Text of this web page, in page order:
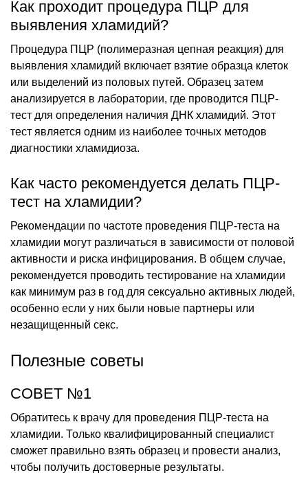
Как проходит процедура ПЦР для
выявления хламидий?
Процедура ПЦР (полимеразная цепная реакция) для
выявления хламидий включает взятие образца клеток
или выделений из половых путей. Образец затем
анализируется в лаборатории, где проводится ПЦР-
тест для определения наличия ДНК хламидий. Этот
тест является одним из наиболее точных методов
диагностики хламидиоза.
Как часто рекомендуется делать ПЦР-
тест на хламидии?
Рекомендации по частоте проведения ПЦР-теста на
хламидии могут различаться в зависимости от половой
активности и риска инфицирования. В общем случае,
рекомендуется проводить тестирование на хламидии
как минимум раз в год для сексуально активных людей,
особенно если у них были новые партнеры или
незащищенный секс.
Полезные советы
СОВЕТ №1
Обратитесь к врачу для проведения ПЦР-теста на
хламидии. Только квалифицированный специалист
сможет правильно взять образец и провести анализ,
чтобы получить достоверные результаты.